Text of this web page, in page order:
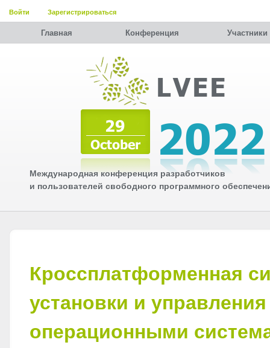
Войти Зарегистрироваться
Главная Конференция Участники
Международная конференция разработчиков
и пользователей свободного программного
Кроссплатформенная
установки и управления
операционными